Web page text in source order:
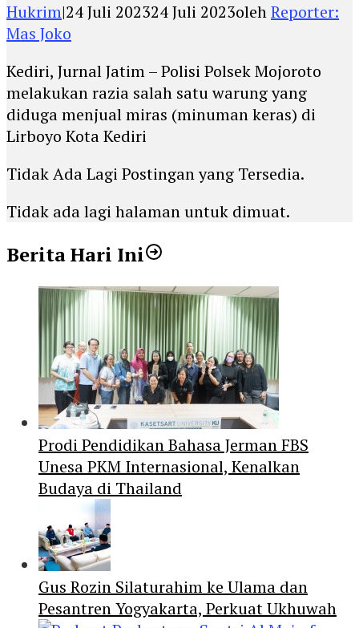
Hukrim|24 Juli 202324 Juli 2023olehReporter:
Mas Joko
Kediri, Jurnal Jatim – Polisi Polsek Mojoroto
melakukan razia salah satu warung yang
diduga menjual miras (minuman keras) di
Lirboyo Kota Kediri
Tidak Ada Lagi Postingan yang Tersedia.
Tidak ada lagi halaman untuk dimuat.
Berita Hari Ini
Prodi Pendidikan Bahasa Jerman FBS
Unesa PKM Internasional, Kenalkan
Budaya di Thailand
Gus Rozin Silaturahim ke Ulama dan
Pesantren Yogyakarta, Perkuat Ukhuwah